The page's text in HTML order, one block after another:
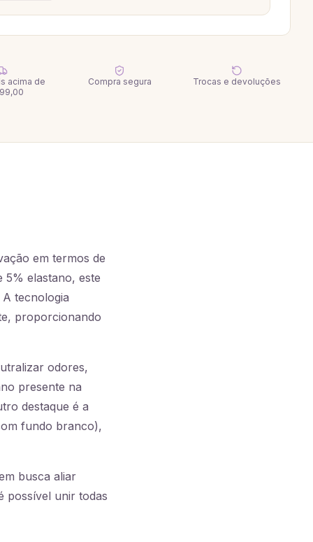
acima de
Compra segura Trocas e devoluções
em termos de
5% elastano, este
tecnologia
proporcionando
odores,
presente na
destaque é a
fundo branco),
busca aliar
possível unir todas